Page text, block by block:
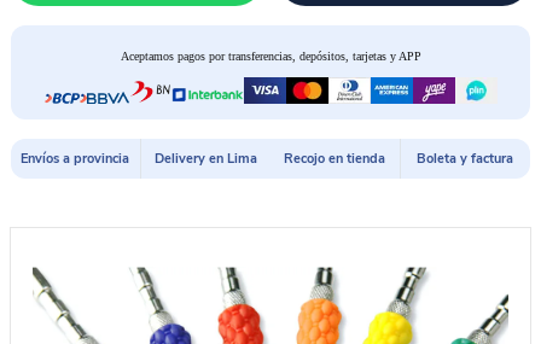
Aceptamos pagos por transferencias, depósitos, tarjetas y APP
Envíos a provincia Delivery en Lima Recojo en tienda Boleta y factura